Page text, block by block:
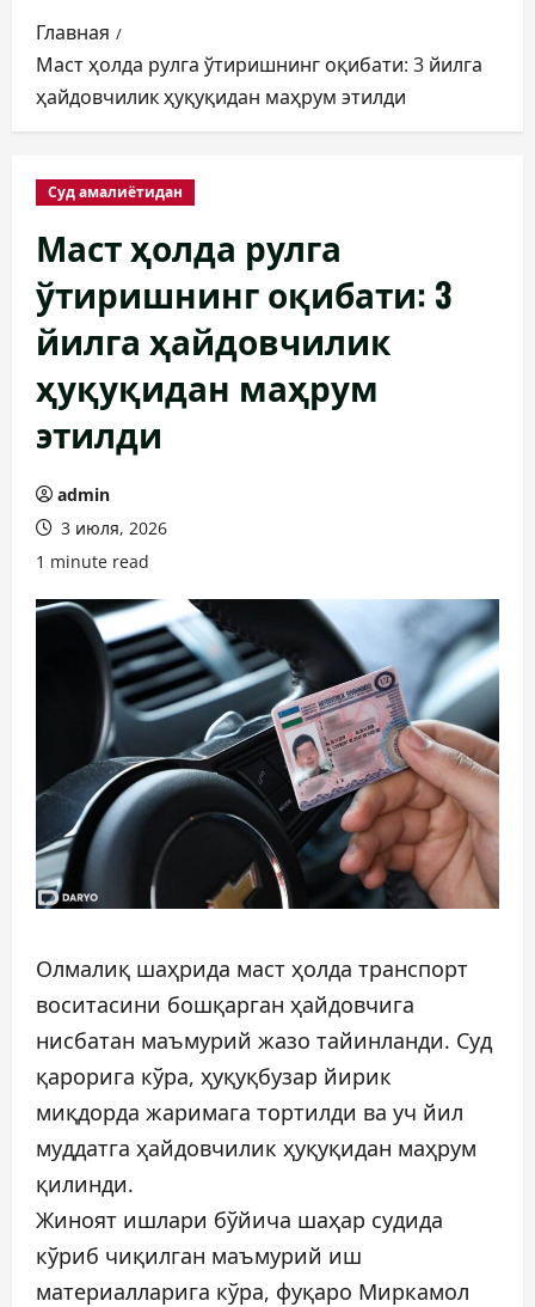
Главная
Маст ҳолда рулга ўтиришнинг оқибати: 3 йилга
ҳайдовчилик ҳуқуқидан маҳрум этилди
Суд амалиётидан
Маст ҳолда рулга
ўтиришнинг оқибати: 3
йилга ҳайдовчилик
ҳуқуқидан маҳрум
этилди
admin
3 июля, 2026
1 minute read
Олмалиқ шаҳрида маст ҳолда транспорт
воситасини бошқарган ҳайдовчига
нисбатан маъмурий жазо тайинланди. Суд
қарорига кўра, ҳуқуқбузар йирик
миқдорда жаримага тортилди ва уч йил
муддатга ҳайдовчилик ҳуқуқидан маҳрум
қилинди.
Жиноят ишлари бўйича шаҳар судида
кўриб чиқилган маъмурий иш
материалларига кўра, фуқаро Миркамол